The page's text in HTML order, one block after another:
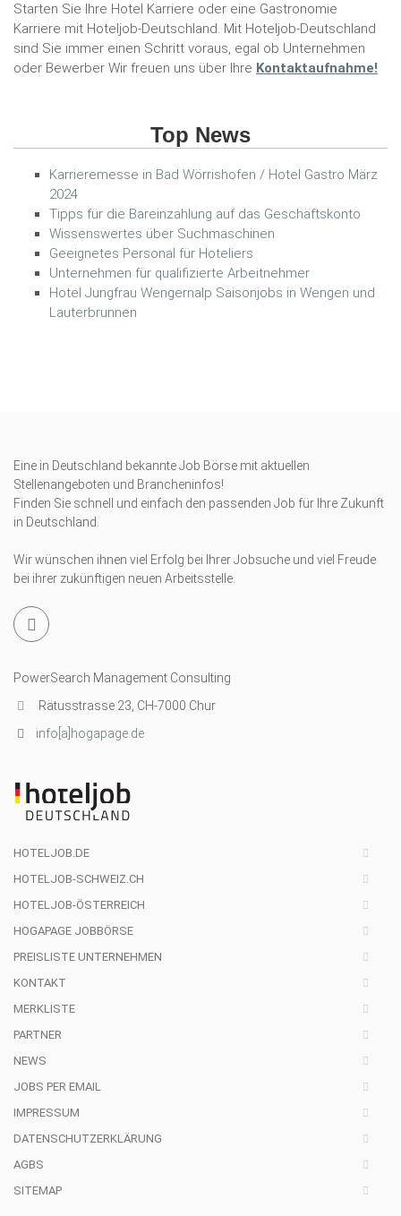
Starten Sie Ihre Hotel Karriere oder eine Gastronomie
Karriere mit Hoteljob-Deutschland. Mit Hoteljob-Deutschland
sind Sie immer einen Schritt voraus, egal ob Unternehmen
oder Bewerber Wir freuen uns über Ihre Kontaktaufnahme!
Top News
Karrieremesse in Bad Wörrishofen / Hotel Gastro März
2024
Tipps für die Bareinzahlung auf das Geschäftskonto
Wissenswertes über Suchmaschinen
Geeignetes Personal für Hoteliers
Unternehmen für qualifizierte Arbeitnehmer
Hotel Jungfrau Wengernalp Saisonjobs in Wengen und
Lauterbrunnen
Eine in Deutschland bekannte Job Börse mit aktuellen
Stellenangeboten und Brancheninfos!
Finden Sie schnell und einfach den passenden Job für Ihre Zukunft
in Deutschland.
Wir wünschen ihnen viel Erfolg bei Ihrer Jobsuche und viel Freude
bei ihrer zukünftigen neuen Arbeitsstelle.
PowerSearch Management Consulting
Rätusstrasse 23, CH-7000 Chur
info[a]hogapage.de
HOTELJOB.DE
HOTELJOB-SCHWEIZ.CH
HOTELJOB-ÖSTERREICH
HOGAPAGE JOBBÖRSE
PREISLISTE UNTERNEHMEN
KONTAKT
MERKLISTE
PARTNER
NEWS
JOBS PER EMAIL
IMPRESSUM
DATENSCHUTZERKLÄRUNG
AGBS
SITEMAP